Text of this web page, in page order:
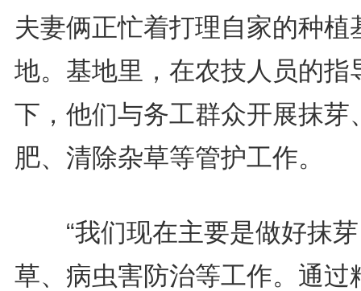
夫妻俩正忙着打理自家的种植
地。基地里，在农技人员的指
下，他们与务工群众开展抹芽
肥、清除杂草等管护工作。
“我们现在主要是做好抹芽
草、病虫害防治等工作。通过